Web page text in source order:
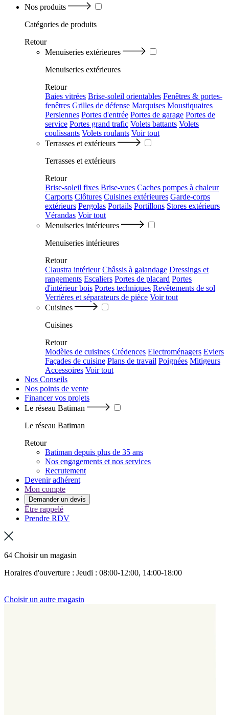
Nos produits
Catégories de produits
Retour
Menuiseries extérieures
Menuiseries extérieures
Retour
Baies vitrées Brise-soleil orientables Fenêtres & portes-
fenêtres Grilles de défense Marquises Moustiquaires
Persiennes Portes d'entrée Portes de garage Portes de
service Portes grand trafic Volets battants Volets
coulissants Volets roulants Voir tout
Terrasses et extérieurs
Terrasses et extérieurs
Retour
Brise-soleil fixes Brise-vues Caches pompes à chaleur
Carports Clôtures Cuisines extérieures Garde-corps
extérieurs Pergolas Portails Portillons Stores extérieurs
Vérandas Voir tout
Menuiseries intérieures
Menuiseries intérieures
Retour
Claustra intérieur Châssis à galandage Dressings et
rangements Escaliers Portes de placard Portes
d'intérieur bois Portes techniques Revêtements de sol
Verrières et séparateurs de pièce Voir tout
Cuisines
Cuisines
Retour
Modèles de cuisines Crédences Electroménagers Eviers
Façades de cuisine Plans de travail Poignées Mitigeurs
Accessoires Voir tout
Nos Conseils
Nos points de vente
Financer vos projets
Le réseau Batiman
Le réseau Batiman
Retour
Batiman depuis plus de 35 ans
Nos engagements et nos services
Recrutement
Devenir adhérent
Mon compte
Demander un devis
Être rappelé
Prendre RDV
64 Choisir un magasin
Horaires d'ouverture : Jeudi : 08:00-12:00, 14:00-18:00
Choisir un autre magasin